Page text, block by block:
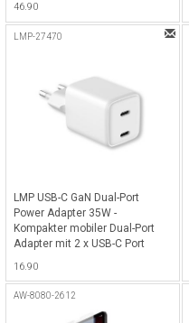
Facetime Anrufe oder Filme
46.90
LMP-27470
LMP USB-C GaN Dual-Port
Power Adapter 35W -
Kompakter mobiler Dual-Port
Adapter mit 2 x USB-C Port
Tablets oder andere USB-C
Geräte - Weiss
16.90
AW-8080-2612